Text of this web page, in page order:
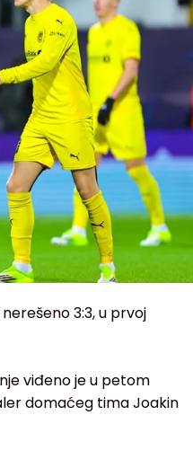
3:3, u prvoj
viđeno je u petom
domaćeg tima Joakin